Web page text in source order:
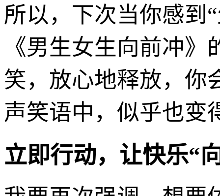
所以，下次当你感到
《男生女生向前冲
笑，放心地释放，你
声笑语中，似乎也变
立即行动，让快乐“